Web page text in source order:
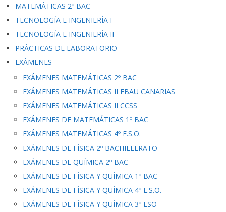
MATEMÁTICAS 2º BAC
TECNOLOGÍA E INGENIERÍA I
TECNOLOGÍA E INGENIERÍA II
PRÁCTICAS DE LABORATORIO
EXÁMENES
EXÁMENES MATEMÁTICAS 2º BAC
EXÁMENES MATEMÁTICAS II EBAU CANARIAS
EXÁMENES MATEMÁTICAS II CCSS
EXÁMENES DE MATEMÁTICAS 1º BAC
EXÁMENES MATEMÁTICAS 4º E.S.O.
EXÁMENES DE FÍSICA 2º BACHILLERATO
EXÁMENES DE QUÍMICA 2º BAC
EXÁMENES DE FÍSICA Y QUÍMICA 1º BAC
EXÁMENES DE FÍSICA Y QUÍMICA 4º E.S.O.
EXÁMENES DE FÍSICA Y QUÍMICA 3º ESO